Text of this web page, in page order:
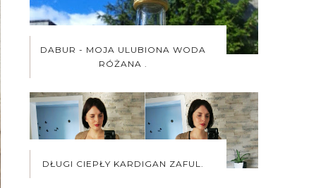
DABUR - MOJA ULUBIONA WODA
RÓŻANA .
DŁUGI CIEPŁY KARDIGAN ZAFUL.